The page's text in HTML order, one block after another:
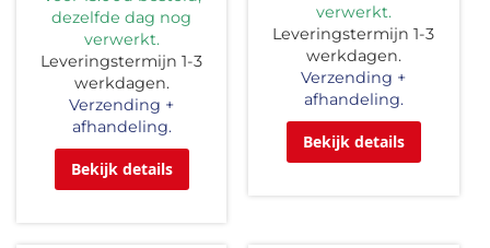
dezelfde dag nog
verwerkt.
Leveringstermijn 1-3
werkdagen.
Verzending +
afhandeling.
Bekijk details
verwerkt.
Leveringstermijn 1-3
werkdagen.
Verzending +
afhandeling.
Bekijk details